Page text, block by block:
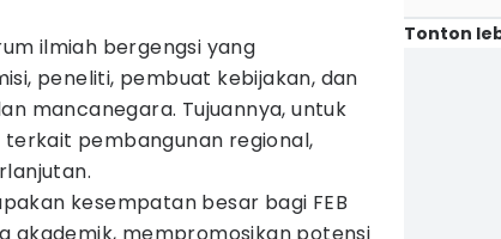
ilmiah bergengsi yang
peneliti, pembuat kebijakan, dan
mancanegara. Tujuannya, untuk
pembangunan regional,
kesempatan besar bagi FEB
Tonton